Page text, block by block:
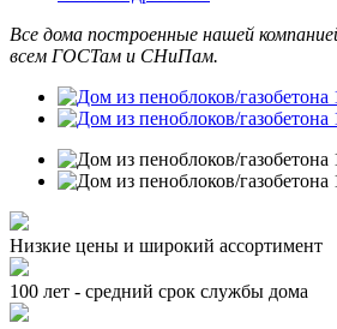
Все дома построенные нашей
всем ГОСТам и СНиПам.
Низкие цены и широкий ассортимент
100 лет - средний срок службы дома